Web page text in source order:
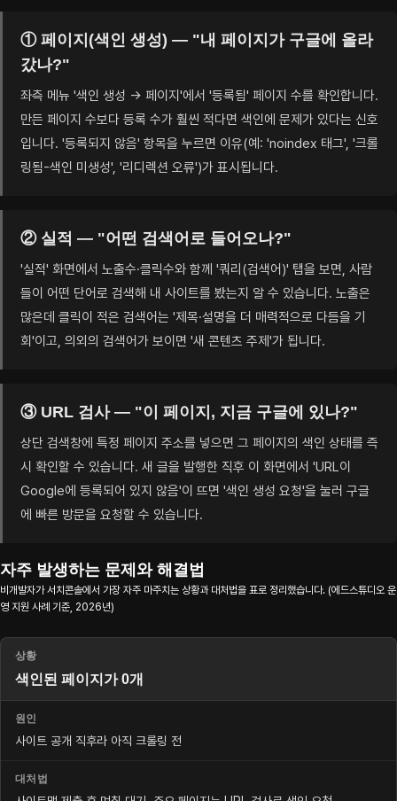
① 페이지(색인 생성) — "내 페이지가 구글에 올라
갔나?"
좌측 메뉴 '색인 생성 → 페이지'에서 '등록됨' 페이지 수를 확인합니다.
만든 페이지 수보다 등록 수가 훨씬 적다면 색인에 문제가 있다는 신호
입니다. '등록되지 않음' 항목을 누르면 이유(예: 'noindex 태그', '크롤
링됨-색인 미생성', '리디렉션 오류')가 표시됩니다.
② 실적 — "어떤 검색어로 들어오나?"
'실적' 화면에서 노출수·클릭수와 함께 '쿼리(검색어)' 탭을 보면, 사람
들이 어떤 단어로 검색해 내 사이트를 봤는지 알 수 있습니다. 노출은
많은데 클릭이 적은 검색어는 '제목·설명을 더 매력적으로 다듬을 기
회'이고, 의외의 검색어가 보이면 '새 콘텐츠 주제'가 됩니다.
③ URL 검사 — "이 페이지, 지금 구글에 있나?"
상단 검색창에 특정 페이지 주소를 넣으면 그 페이지의 색인 상태를 즉
시 확인할 수 있습니다. 새 글을 발행한 직후 이 화면에서 'URL이
Google에 등록되어 있지 않음'이 뜨면 '색인 생성 요청'을 눌러 구글
에 빠른 방문을 요청할 수 있습니다.
자주 발생하는 문제와 해결법
비개발자가 서치콘솔에서 가장 자주 마주치는 상황과 대처법을 표로 정리했습니다. (에드스튜디오 운
영 지원 사례 기준, 2026년)
색인된 페이지가 0개
사이트 공개 직후라 아직 크롤링 전